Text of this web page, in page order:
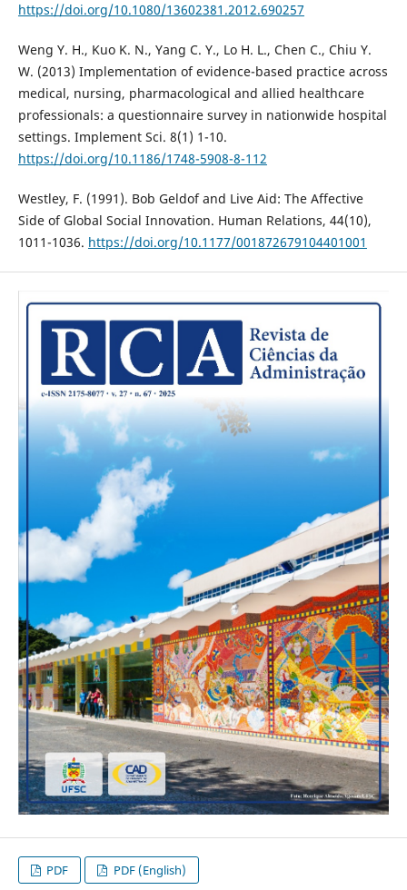
https://doi.org/10.1080/13602381.2012.690257
Weng Y. H., Kuo K. N., Yang C. Y., Lo H. L., Chen C., Chiu Y.
W. (2013) Implementation of evidence-based practice across
medical, nursing, pharmacological and allied healthcare
professionals: a questionnaire survey in nationwide hospital
settings. Implement Sci. 8(1) 1-10.
https://doi.org/10.1186/1748-5908-8-112
Westley, F. (1991). Bob Geldof and Live Aid: The Affective
Side of Global Social Innovation. Human Relations, 44(10),
1011-1036. https://doi.org/10.1177/001872679104401001
PDF PDF (English)